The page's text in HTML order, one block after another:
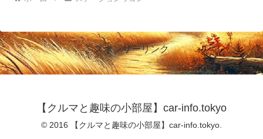
スポンサーリンク
【クルマと趣味の小部屋】car-info.tokyo
© 2016 【クルマと趣味の小部屋】car-info.tokyo.